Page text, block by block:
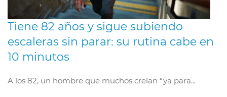
Tiene 82 años y sigue subiendo
escaleras sin parar: su rutina cabe en
10 minutos
A los 82, un hombre que muchos creían “ya para...